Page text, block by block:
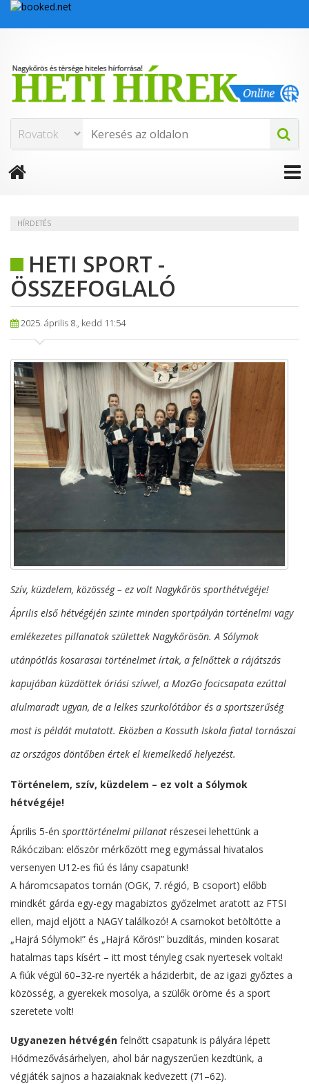
HÍRDETÉS
HETI SPORT -
ÖSSZEFOGLALÓ
2025. április 8., kedd 11:54
Szív, küzdelem, közösség – ez volt Nagykőrös sporthétvégéje!
Április első hétvégéjén szinte minden sportpályán történelmi vagy
emlékezetes pillanatok születtek Nagykőrösön. A Sólymok
utánpótlás kosarasai történelmet írtak, a felnőttek a rájátszás
kapujában küzdöttek óriási szívvel, a MozGo focicsapata ezúttal
alulmaradt ugyan, de a lelkes szurkolótábor és a sportszerűség
most is példát mutatott. Eközben a Kossuth Iskola fiatal tornászai
az országos döntőben értek el kiemelkedő helyezést.
Történelem, szív, küzdelem – ez volt a Sólymok
hétvégéje!
Április 5-én sporttörténelmi pillanat részesei lehettünk a
Rákócziban: először mérkőzött meg egymással hivatalos
versenyen U12-es fiú és lány csapatunk!
A háromcsapatos tornán (OGK, 7. régió, B csoport) előbb
mindkét gárda egy-egy magabiztos győzelmet aratott az FTSI
ellen, majd eljött a NAGY találkozó! A csarnokot betöltötte a
„Hajrá Sólymok!” és „Hajrá Kőrös!” buzdítás, minden kosarat
hatalmas taps kísért – itt most tényleg csak nyertesek voltak!
A fiúk végül 60–32-re nyerték a háziderbit, de az igazi győztes a
közösség, a gyerekek mosolya, a szülők öröme és a sport
szeretete volt!
Ugyanezen hétvégén felnőtt csapatunk is pályára lépett
Hódmezővásárhelyen, ahol bár nagyszerűen kezdtünk, a
végjáték sajnos a hazaiaknak kedvezett (71–62).